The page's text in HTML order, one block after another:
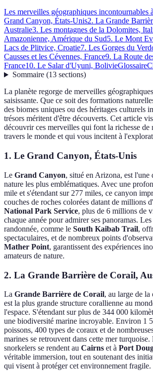
Les merveilles géographiques incontournables
Grand Canyon, États-Unis2. La Grande
Australie3. Les montagnes de la Dolomites,
Amazonienne, Amérique du Sud5. Le Mont
Lacs de Plitvice, Croatie7. Les Gorges du
Causses et les Cévennes, France9. La Route
France10. Le Salar d'Uyuni, BolivieGlossaire
Sommaire(13 sections)
La planète regorge de merveilles
saisissante. Que ce soit des formations
des biomes uniques ou des héritages culturels
trésors méritent d'être découverts. Cet article
découvrir ces merveilles qui font la richesse de
travers le monde et qui vous incitent à
1. Le Grand Canyon, États-Unis
Le Grand Canyon, situé en Arizona, est l'une
nature les plus emblématiques. Avec une
mile et s'étendant sur 277 miles, ce canyon
couches de roches colorées datant de millions
National Park Service, plus de 6 millions de
chaque année pour admirer ses panoramas.
randonnée, comme le South Kaibab Trail,
spectaculaires, et de nombreux points
Mather Point, garantissent des expériences
amateurs de nature.
2. La Grande Barrière de Corail,
La Grande Barrière de Corail, au large de la
est la plus grande structure corallienne au
l'espace. S'étendant sur plus de 344 000
une biodiversité marine incroyable. Environ 1
poissons, 400 types de coraux et de
marines se retrouvent dans cette mer
snorkelers se rendent au Cairns et à Port
véritable immersion, tout en soutenant des
qui visent à protéger cet environnement fragile.